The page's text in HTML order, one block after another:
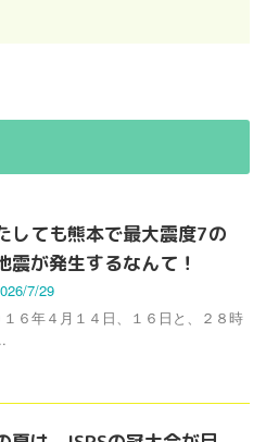
しても熊本で最大震度7の
震が発生するなんて！
7/29
１６年４月１４日、１６日と、２８時